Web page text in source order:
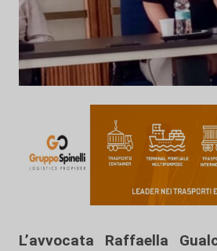
L’avvocata Raffaella